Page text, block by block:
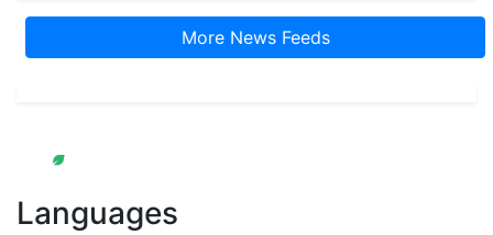
More News Feeds
Languages